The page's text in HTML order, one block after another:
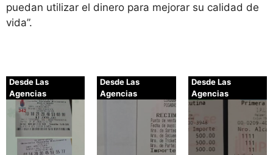
puedan utilizar el dinero para mejorar su calidad de
vida”.
Desde Las
Agencias
Desde Las
Agencias
Desde Las
Agencias